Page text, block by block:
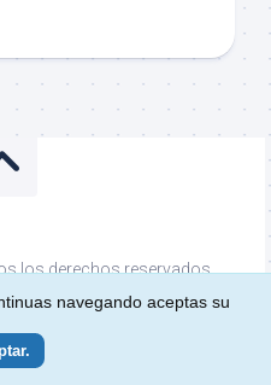
los derechos reservados.
Alx
navegando aceptas su